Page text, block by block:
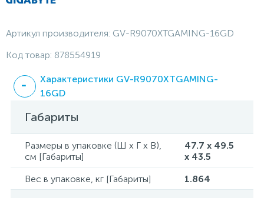
Артикул производителя: GV-R9070XTGAMING-16GD
Код товар: 878554919
Характеристики GV-R9070XTGAMING-
16GD
Габариты
Размеры в упаковке (Ш x Г x В),
см [Габариты]
47.7 x 49.5
x 43.5
Вес в упаковке, кг [Габариты]
1.864